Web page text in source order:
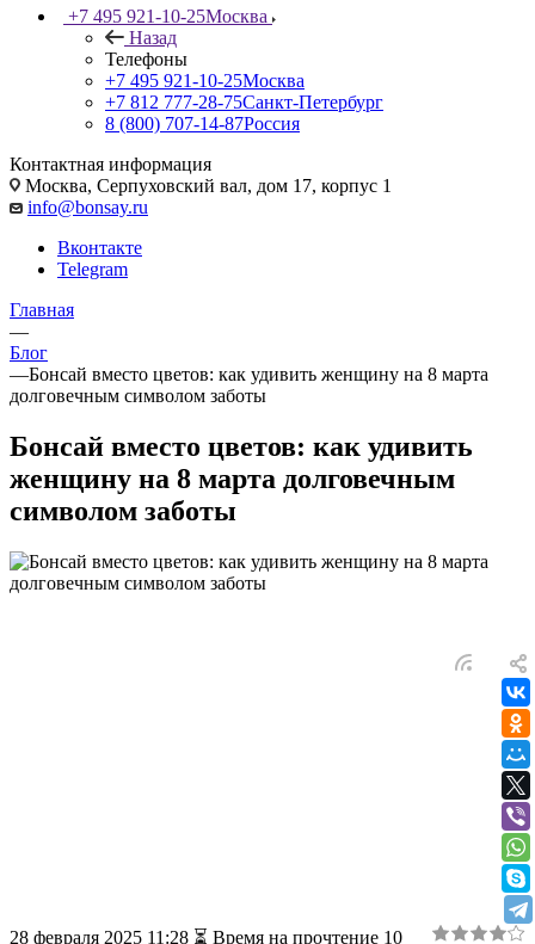
+7 495 921-10-25Москва
Назад
Телефоны
+7 495 921-10-25Москва
+7 812 777-28-75Санкт-Петербург
8 (800) 707-14-87Россия
Контактная информация
Москва, Cерпуховский вал, дом 17, корпус 1
info@bonsay.ru
Вконтакте
Telegram
Главная
—
Блог
—Бонсай вместо цветов: как удивить женщину на 8 марта
долговечным символом заботы
Бонсай вместо цветов: как удивить
женщину на 8 марта долговечным
символом заботы
28 февраля 2025 11:28 ⏳ Время на прочтение 10